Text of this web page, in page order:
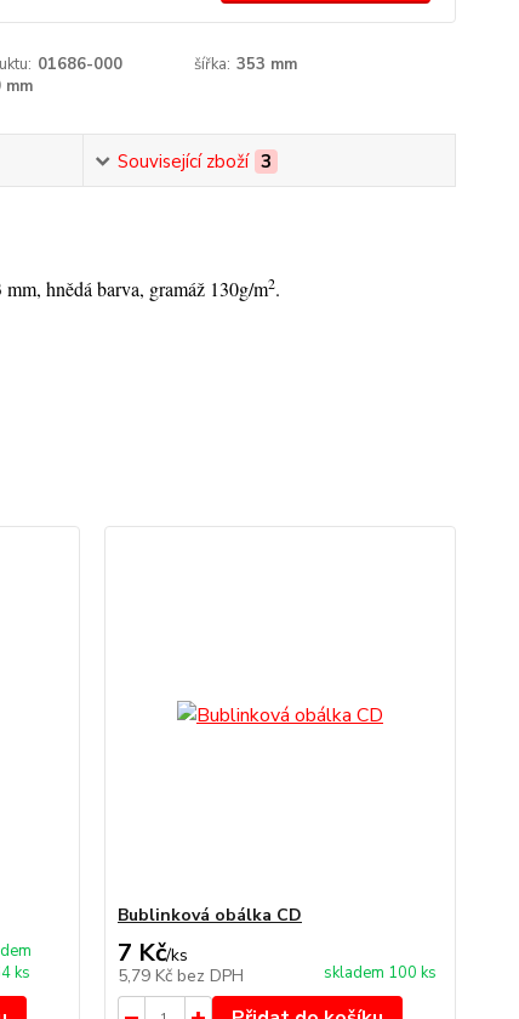
01686-000 šířka: 353 mm
mm
Související zboží 3
hnědá barva, gramáž 130g/m2.
ks
Bublinková obálka CD
7 Kč/ks
5,79 Kč bez DPH skladem 100 ks